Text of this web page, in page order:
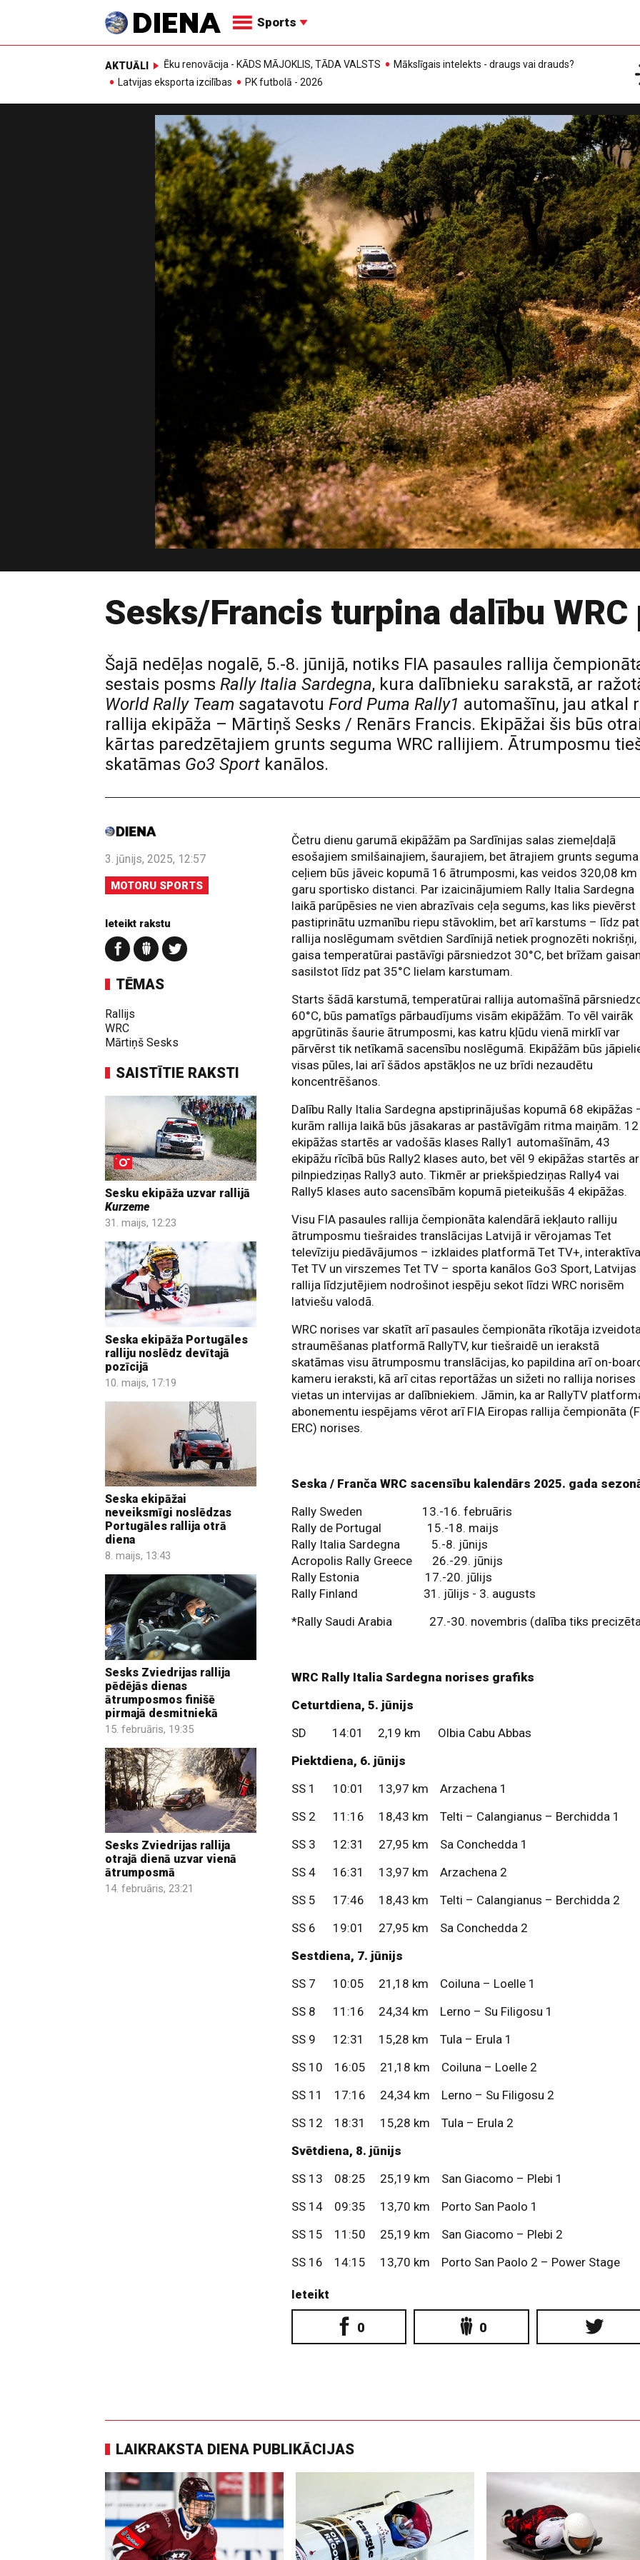
Sports
AKTUĀLI Ēku renovācija - KĀDS MĀJOKLIS, TĀDA VALSTS
Mākslīgais intelekts - draugs vai drauds?
Latvijas eksporta izcilības
PK futbolā - 2026
Sesks/Francis turpina dalību WRC
Šajā nedēļas nogalē, 5.-8. jūnijā, notiks FIA pasaules rallija
sestais posms Rally Italia Sardegna, kura dalībnieku sarakstā, ar
World Rally Team sagatavotu Ford Puma Rally1 automašīnu, jau atkal
rallija ekipāža – Mārtiņš Sesks / Renārs Francis. Ekipāžai šis būs
kārtas paredzētajiem grunts seguma WRC rallijiem. Ātrumposmu
skatāmas Go3 Sport kanālos.
3. jūnijs, 2025, 12:57
MOTORU SPORTS
Ieteikt rakstu
TĒMAS
Rallijs
WRC
Mārtiņš Sesks
SAISTĪTIE RAKSTI
Sesku ekipāža uzvar rallijā
Kurzeme
31. maijs, 12:23
Seska ekipāža Portugāles
ralliju noslēdz devītajā
pozīcijā
10. maijs, 17:19
Seska ekipāžai
neveiksmīgi noslēdzas
Portugāles rallija otrā
diena
8. maijs, 13:43
Sesks Zviedrijas rallija
pēdējās dienas
ātrumposmos finišē
pirmajā desmitniekā
15. februāris, 19:35
Sesks Zviedrijas rallija
otrajā dienā uzvar vienā
ātrumposmā
14. februāris, 23:21
Četru dienu garumā ekipāžām pa Sardīnijas salas ziemeļdaļā
esošajiem smilšainajiem, šaurajiem, bet ātrajiem grunts seguma
ceļiem būs jāveic kopumā 16 ātrumposmi, kas veidos 320,08 km
garu sportisko distanci. Par izaicinājumiem Rally Italia Sardegna
laikā parūpēsies ne vien abrazīvais ceļa segums, kas liks pievērst
pastiprinātu uzmanību riepu stāvoklim, bet arī karstums – līdz pat
rallija noslēgumam svētdien Sardīnijā netiek prognozēti nokrišņi,
gaisa temperatūrai pastāvīgi pārsniedzot 30°C, bet brīžam
sasilstot līdz pat 35°C lielam karstumam.
Starts šādā karstumā, temperatūrai rallija automašīnā
60°C, būs pamatīgs pārbaudījums visām ekipāžām. To vēl vairāk
apgrūtinās šaurie ātrumposmi, kas katru kļūdu vienā mirklī var
pārvērst tik netīkamā sacensību noslēgumā. Ekipāžām būs
visas pūles, lai arī šādos apstākļos ne uz brīdi nezaudētu
koncentrēšanos.
Dalību Rally Italia Sardegna apstiprinājušas kopumā 68 ekipāžas
kurām rallija laikā būs jāsakaras ar pastāvīgām ritma maiņām. 12
ekipāžas startēs ar vadošās klases Rally1 automašīnām, 43
ekipāžu rīcībā būs Rally2 klases auto, bet vēl 9 ekipāžas startēs ar
pilnpiedziņas Rally3 auto. Tikmēr ar priekšpiedziņas Rally4 vai
Rally5 klases auto sacensībām kopumā pieteikušās 4 ekipāžas.
Visu FIA pasaules rallija čempionāta kalendārā iekļauto ralliju
ātrumposmu tiešraides translācijas Latvijā ir vērojamas Tet
televīziju piedāvājumos – izklaides platformā Tet TV+,
Tet TV un virszemes Tet TV – sporta kanālos Go3 Sport, Latvijas
rallija līdzjutējiem nodrošinot iespēju sekot līdzi WRC norisēm
latviešu valodā.
WRC norises var skatīt arī pasaules čempionāta rīkotāja
straumēšanas platformā RallyTV, kur tiešraidē un ierakstā
skatāmas visu ātrumposmu translācijas, ko papildina arī on-
kameru ieraksti, kā arī citas reportāžas un sižeti no rallija norises
vietas un intervijas ar dalībniekiem. Jāmin, ka ar RallyTV
abonementu iespējams vērot arī FIA Eiropas rallija čempionāta
ERC) norises.
Seska / Franča WRC sacensību kalendārs 2025. gada
Rally Sweden 13.-16. februāris
Rally de Portugal 15.-18. maijs
Rally Italia Sardegna 5.-8. jūnijs
Acropolis Rally Greece 26.-29. jūnijs
Rally Estonia 17.-20. jūlijs
Rally Finland 31. jūlijs - 3. augusts
*Rally Saudi Arabia 27.-30. novembris (dalība tiks
WRC Rally Italia Sardegna norises grafiks
Ceturtdiena, 5. jūnijs
SD 14:01 2,19 km Olbia Cabu Abbas
Piektdiena, 6. jūnijs
SS 1 10:01 13,97 km Arzachena 1
SS 2 11:16 18,43 km Telti – Calangianus – Berchidda 1
SS 3 12:31 27,95 km Sa Conchedda 1
SS 4 16:31 13,97 km Arzachena 2
SS 5 17:46 18,43 km Telti – Calangianus – Berchidda 2
SS 6 19:01 27,95 km Sa Conchedda 2
Sestdiena, 7. jūnijs
SS 7 10:05 21,18 km Coiluna – Loelle 1
SS 8 11:16 24,34 km Lerno – Su Filigosu 1
SS 9 12:31 15,28 km Tula – Erula 1
SS 10 16:05 21,18 km Coiluna – Loelle 2
SS 11 17:16 24,34 km Lerno – Su Filigosu 2
SS 12 18:31 15,28 km Tula – Erula 2
Svētdiena, 8. jūnijs
SS 13 08:25 25,19 km San Giacomo – Plebi 1
SS 14 09:35 13,70 km Porto San Paolo 1
SS 15 11:50 25,19 km San Giacomo – Plebi 2
SS 16 14:15 13,70 km Porto San Paolo 2 – Power Stage
Ieteikt
0 0
LAIKRAKSTA DIENA PUBLIKĀCIJAS